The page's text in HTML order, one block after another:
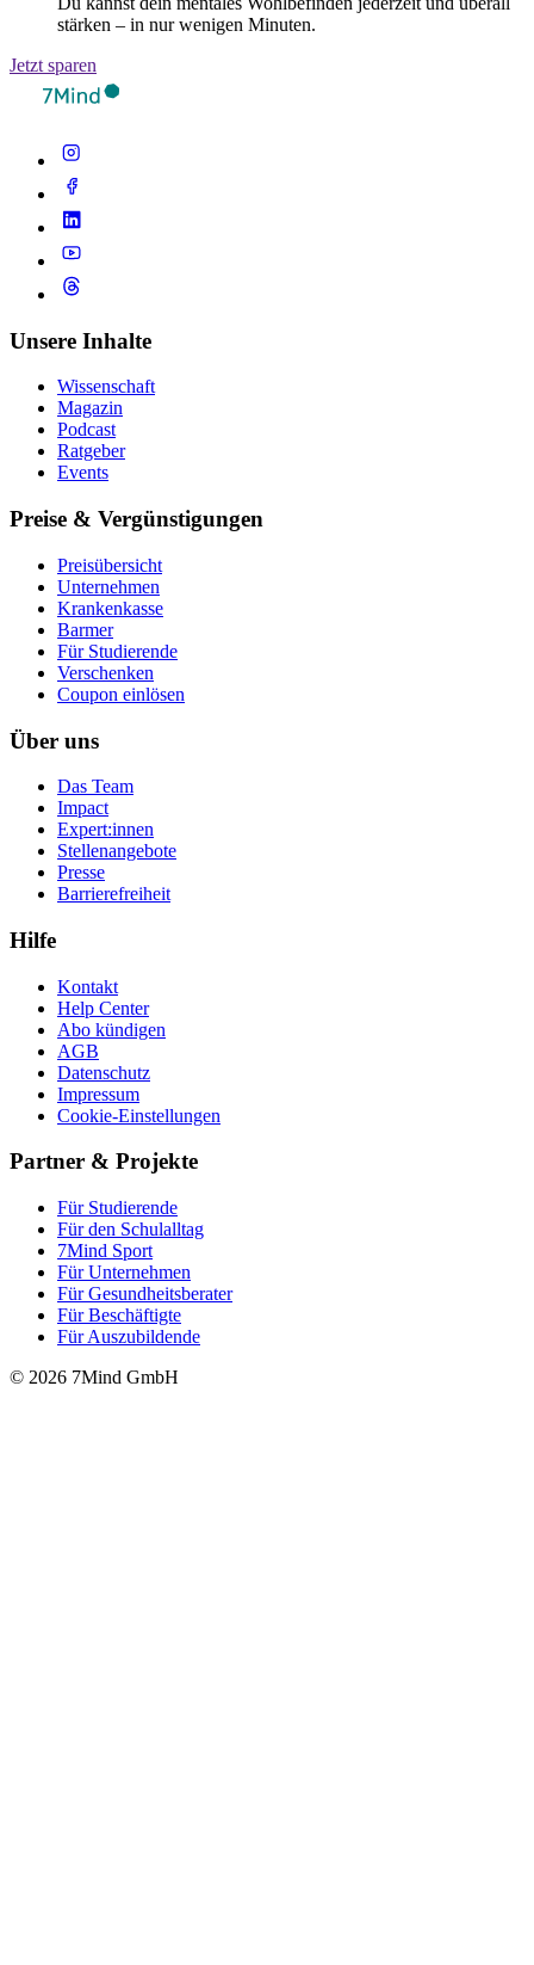
stärken – in nur wenigen Minuten.
Jetzt sparen
Unsere Inhalte
Wissenschaft
Magazin
Podcast
Ratgeber
Events
Preise & Vergünstigungen
Preisübersicht
Unternehmen
Krankenkasse
Barmer
Für Studierende
Ver­schen­ken
Coupon einlösen
Über uns
Das Team
Impact
Expert:innen
Stellenangebote
Presse
Barrierefreiheit
Hilfe
Kontakt
Help Center
Abo kündigen
AGB
Datenschutz
Impressum
Cookie-Einstellungen
Partner & Projekte
Für Stu­die­rende
Für den Schulalltag
7Mind Sport
Für Unter­neh­men
Für Gesund­heits­be­ra­ter
Für Beschäftigte
Für Auszubildende
© 2026 7Mind GmbH